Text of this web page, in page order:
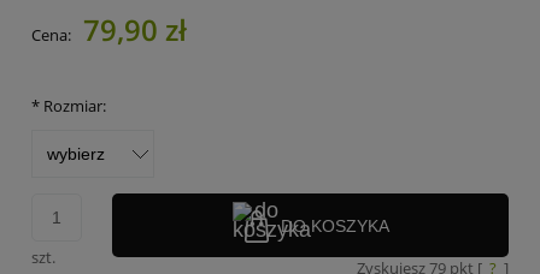
Cena: 79,90 zł
* Rozmiar:
szt.
DO KOSZYKA
Zyskujesz79pkt [ ? ]